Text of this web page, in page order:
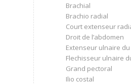
Brachial
Brachio radial
Court extenseur
Droit de l’abdomen
Extenseur ulnaire
Flechisseur ulnaire
Grand pectoral
Ilio costal